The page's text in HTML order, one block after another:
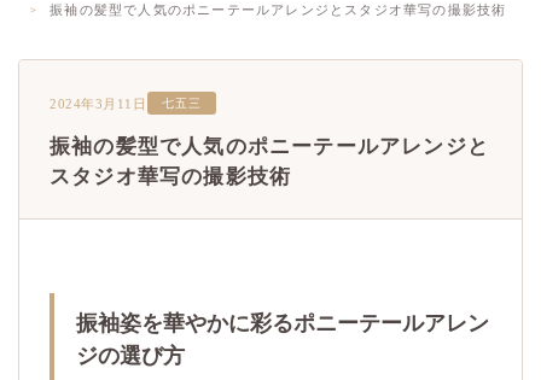
振袖の髪型で人気のポニーテールアレンジとスタジオ華写の撮影技術
2024年3月11日 七五三
振袖の髪型で人気のポニーテールアレンジと
スタジオ華写の撮影技術
振袖姿を華やかに彩るポニーテールアレン
ジの選び方